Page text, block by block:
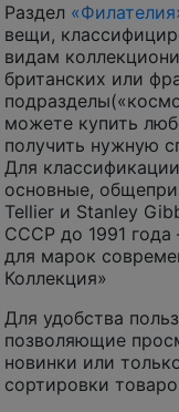
Раздел
вещи,
видам
британских или
можете купить
получить нужную
Для
основные,
Tellier и Stanley
СССР до 1991
для марок
Коллекция»
Для удобства
позволяющие
новинки или
сортировки